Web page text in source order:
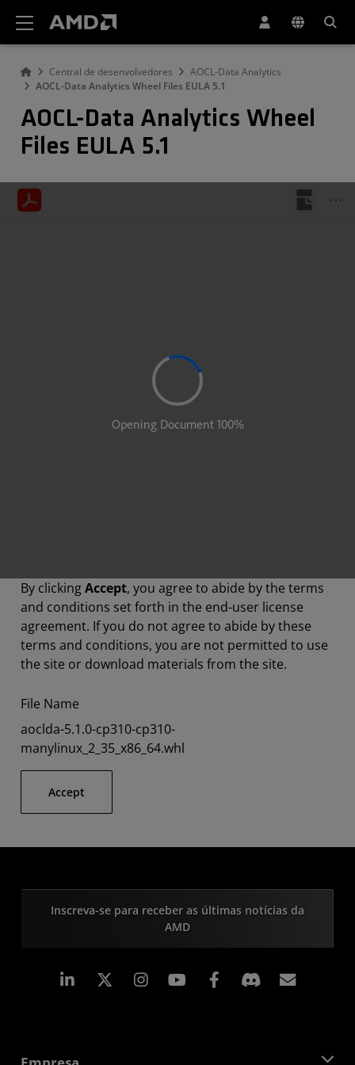
Central de desenvolvedores
AOCL-Data Analytics
AOCL-Data Analytics Wheel Files EULA 5.1
AOCL-Data Analytics Wheel
Files EULA 5.1
By clickingAccept, you agree to abide by the terms
and conditions set forth in the end-user license
agreement. If you do not agree to abide by these
terms and conditions, you are not permitted to use
the site or download materials from the site.
File Name
aoclda-5.1.0-cp310-cp310-
manylinux_2_35_x86_64.whl
Accept
Inscreva-se para receber as últimas notícias da
AMD
Linkedin Instagram Facebook